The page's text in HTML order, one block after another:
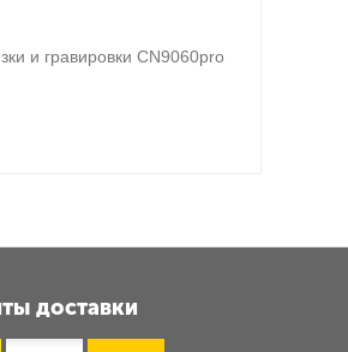
и гравировки CN9060pro
доставки